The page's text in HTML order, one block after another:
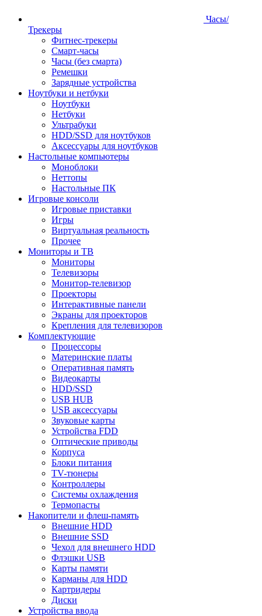
Часы/
Трекеры
Фитнес-трекеры
Смарт-часы
Часы (без смарта)
Ремешки
Зарядные устройства
Ноутбуки и нетбуки
Ноутбуки
Нетбуки
Ультрабуки
HDD/SSD для ноутбуков
Аксессуары для ноутбуков
Настольные компьютеры
Моноблоки
Неттопы
Настольные ПК
Игровые консоли
Игровые приставки
Игры
Виртуальная реальность
Прочее
Мониторы и ТВ
Мониторы
Телевизоры
Монитор-телевизор
Проекторы
Интерактивные панели
Экраны для проекторов
Крепления для телевизоров
Комплектующие
Процессоры
Материнские платы
Оперативная память
Видеокарты
HDD/SSD
USB HUB
USB аксессуары
Звуковые карты
Устройства FDD
Оптические приводы
Корпуса
Блоки питания
TV-тюнеры
Контроллеры
Системы охлаждения
Термопасты
Накопители и флеш-память
Внешние HDD
Внешние SSD
Чехол для внешнего HDD
Флэшки USB
Карты памяти
Карманы для HDD
Картридеры
Диски
Устройства ввода